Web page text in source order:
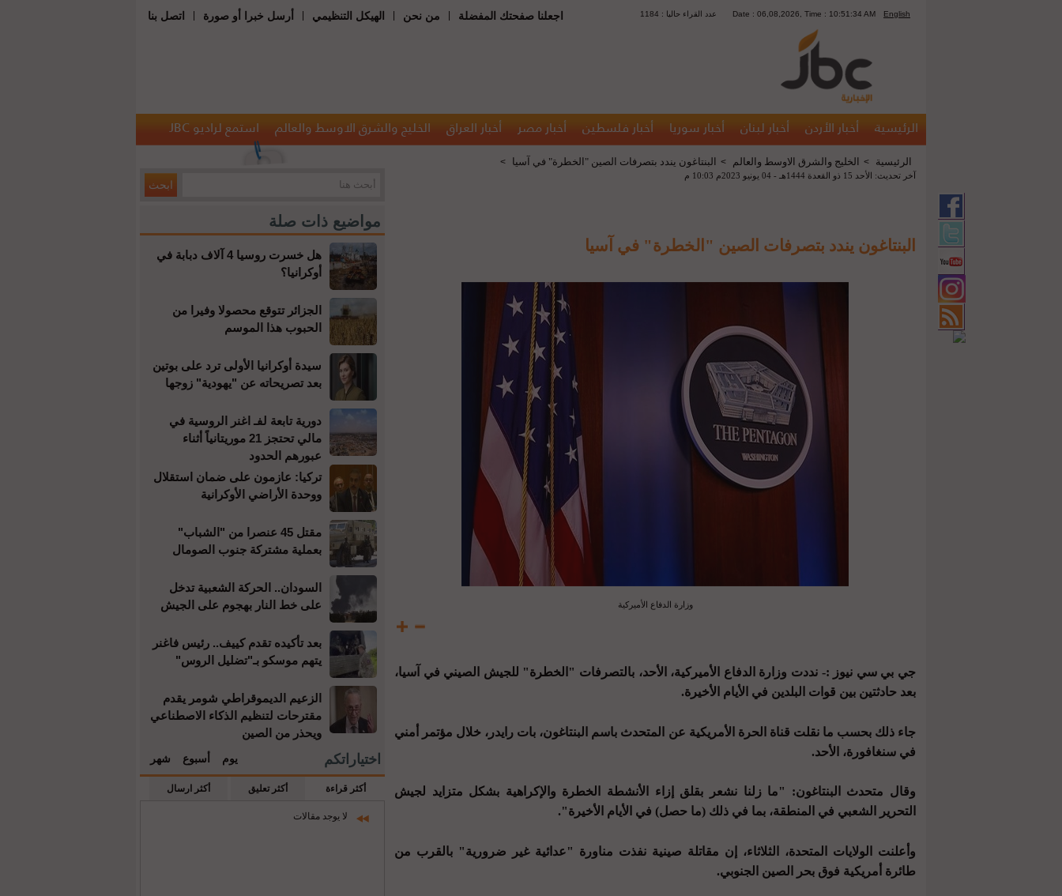
اجعلنا صفحتك المفضلة من نحن الهيكل التنظيمي أرسل خبرا أو صورة اتصل بنا English
Date : 06,08,2026, Time : 10:51:34 AM 1184 : عدد القراء حاليا
الرئيسية أخبار الأردن أخبار لبنان أخبار سوريا أخبار فلسطين أخبار مصر أخبار العراق الخليج والشرق الاوسط والعالم استمع لراديو JBC
مواضيع ذات صلة
هل خسرت روسيا 4 آلاف دبابة في
أوكرانيا؟
الجزائر تتوقع محصولا وفيرا من
الحبوب هذا الموسم
سيدة أوكرانيا الأولى ترد على بوتين
بعد تصريحاته عن "يهودية" زوجها
دورية تابعة لفـ اغنر الروسية في
مالي تحتجز 21 موريتانياً أثناء
عبورهم الحدود
تركيا: عازمون على ضمان استقلال
ووحدة الأراضي الأوكرانية
مقتل 45 عنصرا من "الشباب"
بعملية مشتركة جنوب الصومال
السودان.. الحركة الشعبية تدخل
على خط النار بهجوم على الجيش
بعد تأكيده تقدم كييف.. رئيس فاغنر
يتهم موسكو بـ"تضليل الروس"
الزعيم الديموقراطي شومر يقدم
مقترحات لتنظيم الذكاء الاصطناعي
ويحذر من الصين
اختياراتكم يوم أسبوع شهر
أكثر قراءة أكثر تعليق أكثر ارسال
لا يوجد مقالات
الرئيسية > الخليج والشرق الاوسط والعالم > البنتاغون يندد بتصرفات الصين "الخطرة" في آسيا >
آخر تحديث: الأحد 15 ذو القعدة 1444هـ - 04 يونيو 2023م 10:03 م
البنتاغون يندد بتصرفات الصين "الخطرة" في آسيا
وزارة الدفاع الأميركية
جي بي سي نيوز :- نددت وزارة الدفاع الأميركية، الأحد، بالتصرفات "الخطرة" للجيش الصيني في آسيا،
بعد حادثتين بين قوات البلدين في الأيام الأخيرة.
جاء ذلك بحسب ما نقلت قناة الحرة الأمريكية عن المتحدث باسم البنتاغون، بات رايدر، خلال مؤتمر أمني
في سنغافورة، الأحد.
وقال متحدث البنتاغون: "ما زلنا نشعر بقلق إزاء الأنشطة الخطرة والإكراهية بشكل متزايد لجيش
التحرير الشعبي في المنطقة، بما في ذلك (ما حصل) في الأيام الأخيرة".
وأعلنت الولايات المتحدة، الثلاثاء، إن مقاتلة صينية نفذت مناورة "عدائية غير ضرورية" بالقرب من
طائرة أمريكية فوق بحر الصين الجنوبي.